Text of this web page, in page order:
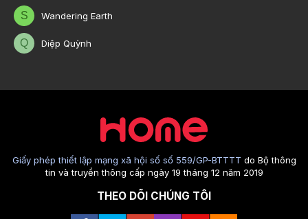
S Wandering Earth
Q Diệp Quỳnh
Giấy phép thiết lập mạng xã hội số số 559/GP-BTTTT do Bộ thông
tin và truyền thông cấp ngày 19 tháng 12 năm 2019
THEO DÕI CHÚNG TÔI